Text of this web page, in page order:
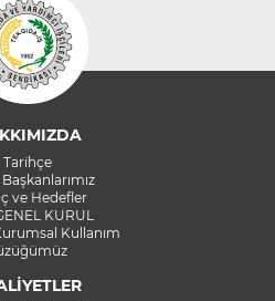
Tarihçe
ve Hedefler
KURUL
Kullanım